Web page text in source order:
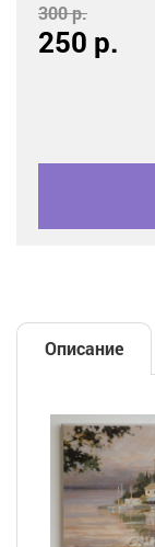
300 р.
250 р.
Описание